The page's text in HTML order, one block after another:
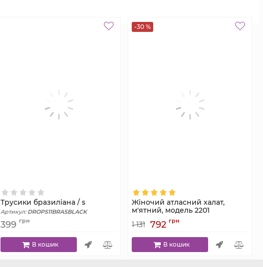
Трусики бразиліана / s
Артикул:DROPS11BRASBLACK
399 грн
В кошик
-30 %
Жіночий атласний халат,
м'ятний, модель 2201
Артикул:2201
1 131 792 грн
В кошик